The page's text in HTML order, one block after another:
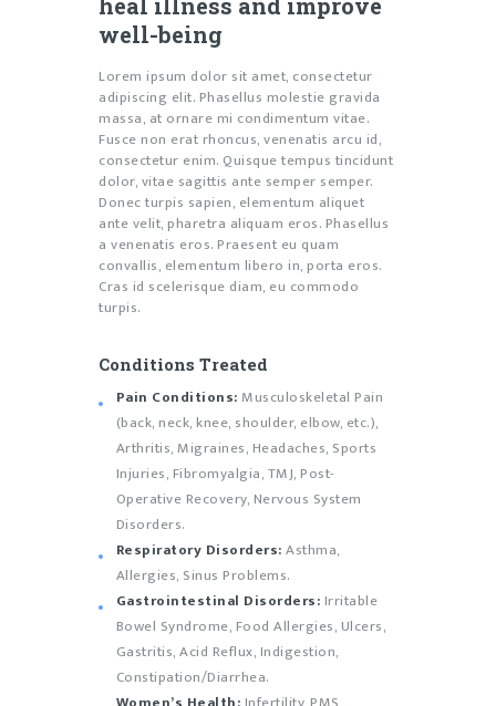
well-being
Lorem ipsum dolor sit amet, consectetur
adipiscing elit. Phasellus molestie gravida
massa, at ornare mi condimentum vitae.
Fusce non erat rhoncus, venenatis arcu id,
consectetur enim. Quisque tempus tincidunt
dolor, vitae sagittis ante semper semper.
Donec turpis sapien, elementum aliquet
ante velit, pharetra aliquam eros. Phasellus
a venenatis eros. Praesent eu quam
convallis, elementum libero in, porta eros.
Cras id scelerisque diam, eu commodo
turpis.
Conditions Treated
Pain Conditions:Musculoskeletal Pain
(back, neck, knee, shoulder, elbow, etc.),
Arthritis, Migraines, Headaches, Sports
Injuries, Fibromyalgia, TMJ, Post-
Operative Recovery, Nervous System
Disorders.
Respiratory Disorders:Asthma,
Allergies, Sinus Problems.
Gastrointestinal Disorders: Irritable
Bowel Syndrome, Food Allergies, Ulcers,
Gastritis, Acid Reflux, Indigestion,
Constipation/Diarrhea.